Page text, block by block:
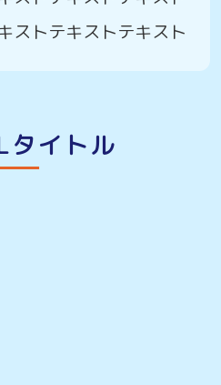
ストテキストテキスト
イトル